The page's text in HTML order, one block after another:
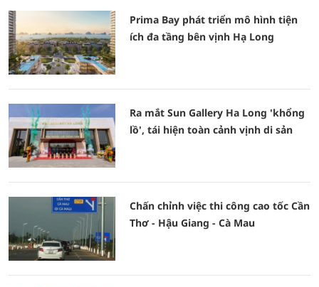
Prima Bay phát triển mô hình tiện
ích đa tầng bên vịnh Hạ Long
Ra mắt Sun Gallery Ha Long 'khổng
lồ', tái hiện toàn cảnh vịnh di sản
Chấn chỉnh việc thi công cao tốc Cần
Thơ - Hậu Giang - Cà Mau